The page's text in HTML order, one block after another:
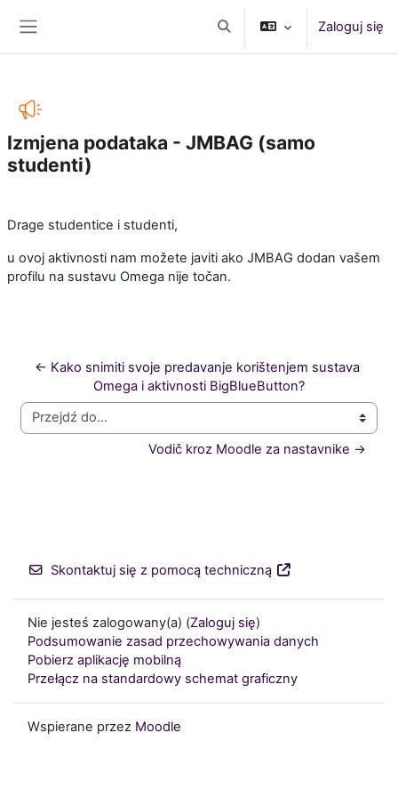
Przełącznik wyszukiwarki
Zaloguj się
Izmjena podataka - JMBAG (samo
studenti)
Drage studentice i studenti,
u ovoj aktivnosti nam možete javiti ako JMBAG dodan vašem
profilu na sustavu Omega nije točan.
← Kako snimiti svoje predavanje korištenjem sustava
Omega i aktivnosti BigBlueButton?
Przejdź do...
Vodič kroz Moodle za nastavnike →
Skontaktuj się z pomocą techniczną
Nie jesteś zalogowany(a) (Zaloguj się)
Podsumowanie zasad przechowywania danych
Pobierz aplikację mobilną
Przełącz na standardowy schemat graficzny
Wspierane przez Moodle